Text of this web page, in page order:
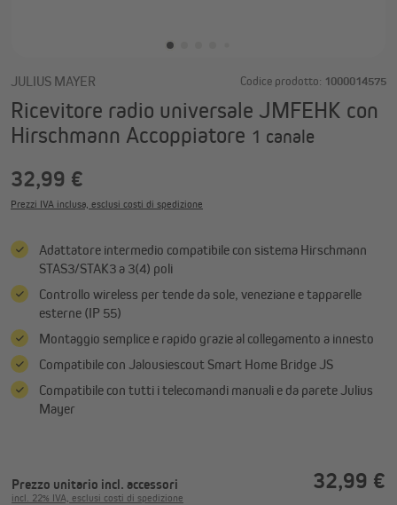
JULIUS MAYER Codice prodotto: 1000014575
Ricevitore radio universale JMFEHK con
Hirschmann Accoppiatore 1 canale
32,99 €
Prezzi IVA inclusa, esclusi costi di spedizione
Adattatore intermedio compatibile con sistema Hirschmann
STAS3/STAK3 a 3(4) poli
Controllo wireless per tende da sole, veneziane e tapparelle
esterne (IP 55)
Montaggio semplice e rapido grazie al collegamento a innesto
Compatibile con Jalousiescout Smart Home Bridge JS
Compatibile con tutti i telecomandi manuali e da parete Julius
Mayer
Prezzo unitario incl. accessori 32,99 €
incl. 22% IVA, esclusi costi di spedizione